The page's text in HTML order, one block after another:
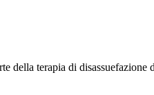
della terapia di disassuefazione